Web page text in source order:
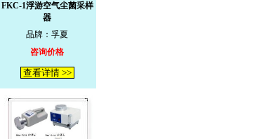
FKC-1浮游空气尘菌采样
器
品牌：孚夏
咨询价格
查看详情 >>